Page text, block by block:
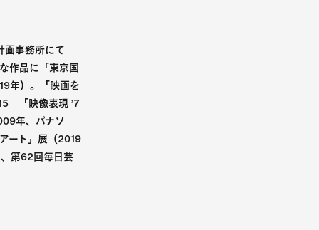
画事務所にて
作品に「東京国
年）。「映画を
「映像表現 ’7
年、パナソ
ート」展（2019
第62回毎日芸